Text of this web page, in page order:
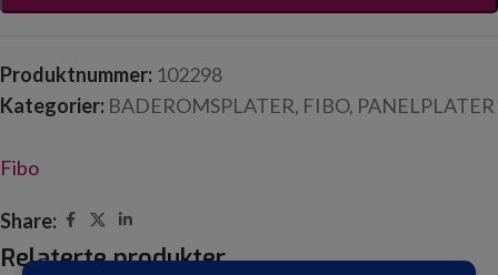
Produktnummer: 102298
Kategorier: BADEROMSPLATER, FIBO, PANELPLATER
Fibo
Share:
Relaterte produkter